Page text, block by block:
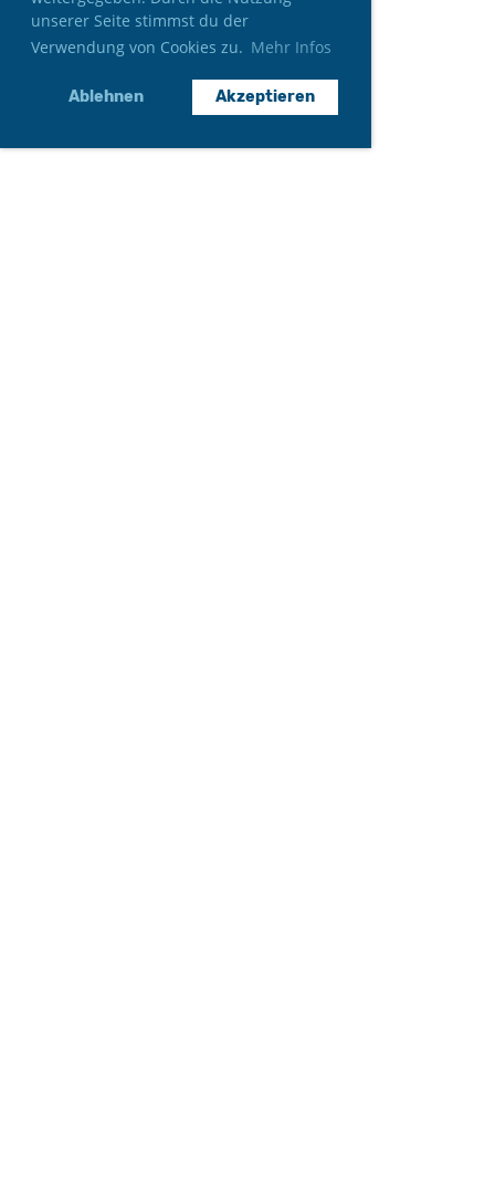
unserer Seite stimmst du der
Verwendung von Cookies zu. Mehr Infos
Ablehnen Akzeptieren